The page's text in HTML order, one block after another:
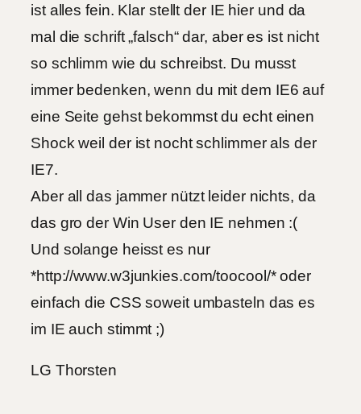
ist alles fein. Klar stellt der IE hier und da
mal die schrift „falsch“ dar, aber es ist nicht
so schlimm wie du schreibst. Du musst
immer bedenken, wenn du mit dem IE6 auf
eine Seite gehst bekommst du echt einen
Shock weil der ist nocht schlimmer als der
IE7.
Aber all das jammer nützt leider nichts, da
das gro der Win User den IE nehmen :(
Und solange heisst es nur
*http://www.w3junkies.com/toocool/* oder
einfach die CSS soweit umbasteln das es
im IE auch stimmt ;)
LG Thorsten